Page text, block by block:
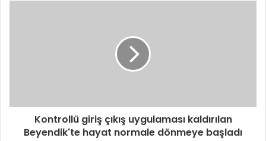
Kontrollü giriş çıkış uygulaması kaldırılan
Beyendik'te hayat normale dönmeye başladı